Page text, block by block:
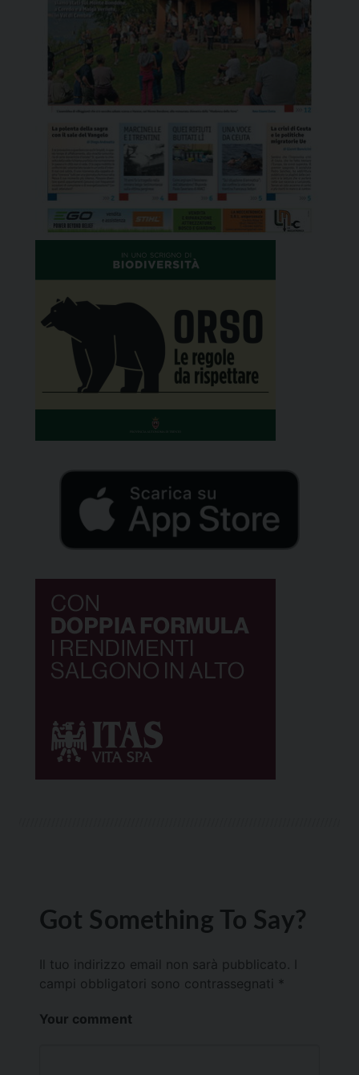
Got Something To Say?
Il tuo indirizzo email non sarà pubblicato.
campi obbligatori sono contrassegnati *
Your comment